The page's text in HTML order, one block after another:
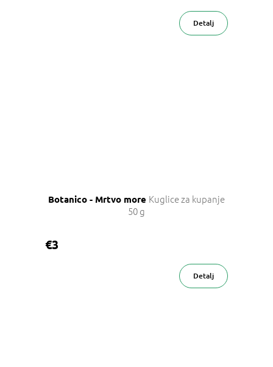
Detalj
Botanico - Mrtvo more Kuglice za kupanje
50 g
€3
Detalj